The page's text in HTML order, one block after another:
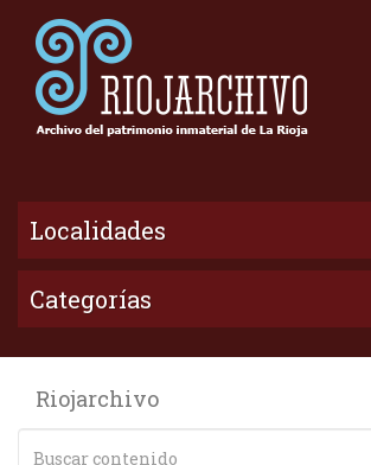
Localidades
Categorías
Riojarchivo